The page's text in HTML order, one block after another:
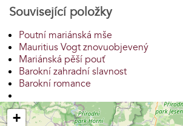
Související položky
Poutní mariánská mše
Mauritius Vogt znovuobjevený
Mariánská pěší pouť
Barokní zahradní slavnost
Barokní romance
+